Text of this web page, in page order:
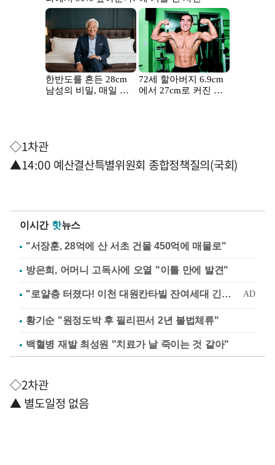
◇1차관
▲14:00 예산결산특별위원회 종합정책질의(국회)
이시간 핫뉴스
"서장훈, 28억에 산 서초 건물 450억에 매물로"
방은희, 어머니 고독사에 오열 "이틀 만에 발견"
황기순 "원정도박 후 필리핀서 2년 불법체류"
백혈병 재발 최성원 "치료가 날 죽이는 것 같아"
◇2차관
▲ 별도일정 없음